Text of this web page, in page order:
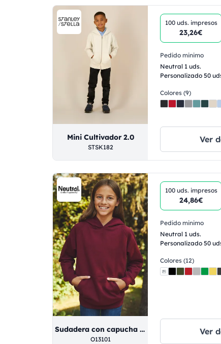
Mini Cultivador 2.0
STSK182
100 uds. impresos
23,26€
Pedido minimo
Neutral 1 uds.
Personalizado 50
Colores (9)
Ver
Sudadera con capucha para niños
O13101
100 uds. impresos
24,86€
Pedido minimo
Neutral 1 uds.
Personalizado 50
Colores (12)
Ver